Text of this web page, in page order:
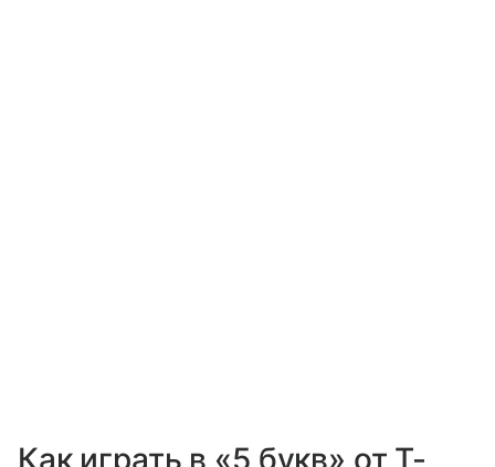
Как играть в «5 букв» от Т-